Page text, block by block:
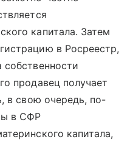
капитала. Затем
в Росреестр,
продавец получает
в свою очередь, по-
в СФР
капитала,